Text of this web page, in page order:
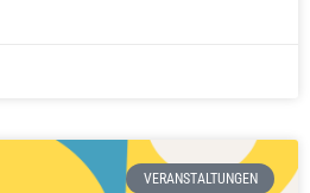
VERANSTALTUNGEN